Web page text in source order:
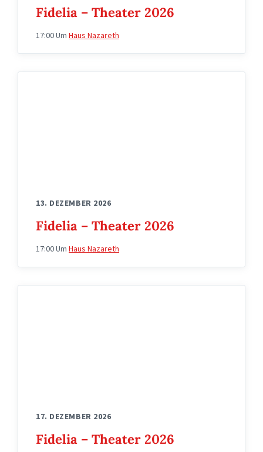
Fidelia – Theater 2026
17:00Um Haus Nazareth
13. DEZEMBER 2026
Fidelia – Theater 2026
17:00Um Haus Nazareth
17. DEZEMBER 2026
Fidelia – Theater 2026